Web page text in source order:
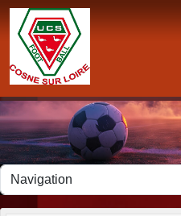
Panneau de gestion des cookies